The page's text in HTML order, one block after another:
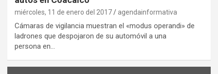
miércoles, 11 de enero del 2017 agendainformativa
Cámaras de vigilancia muestran el «modus operandi» de
ladrones que despojaron de su automóvil a una
persona en…